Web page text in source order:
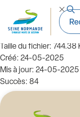
99_DE-2023
declassement
Taille du fichier: 744.38
Créé: 24-05-2025
Mis à jour: 24-05-2025
Succès: 84